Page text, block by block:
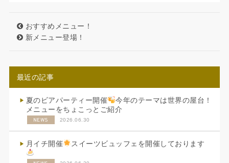
おすすめメニュー！
新メニュー登場！
最近の記事
夏のビアパーティー開催
今年のテーマは世界の屋台！
メニューをちょこっとご紹介
NEWS 2026.06.30
月イチ開催 スイーツビュッフェを開催しております